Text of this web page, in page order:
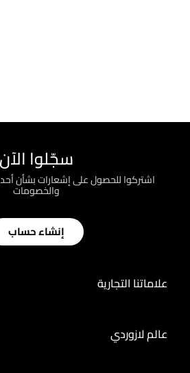
سجّلوا الآن
اشتركوا للحصول على إشعارات بشأن
والخصومات
إنشاء حساب
علاماتنا التجارية
عالم لازوردي